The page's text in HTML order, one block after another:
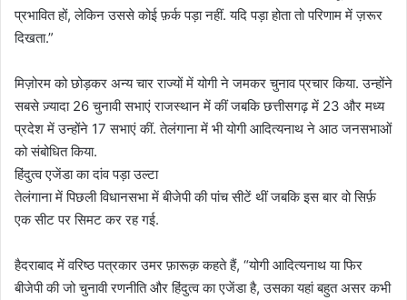
प्रभावित हों, लेकिन उससे कोई फ़र्क पड़ा नहीं. यदि पड़ा होता तो परिणाम में ज़रूर
दिखता.”
मिज़ोरम को छोड़कर अन्य चार राज्यों में योगी ने जमकर चुनाव प्रचार किया. उन्होंने
सबसे ज़्यादा 26 चुनावी सभाएं राजस्थान में कीं जबकि छत्तीसगढ़ में 23 और मध्य
प्रदेश में उन्होंने 17 सभाएं कीं. तेलंगाना में भी योगी आदित्यनाथ ने आठ जनसभाओं
को संबोधित किया.
हिंदुत्व एजेंडा का दांव पड़ा उल्टा
तेलंगाना में पिछली विधानसभा में बीजेपी की पांच सीटें थीं जबकि इस बार वो सिर्फ़
एक सीट पर सिमट कर रह गई.
हैदराबाद में वरिष्ठ पत्रकार उमर फ़ारूक़ कहते हैं, “योगी आदित्यनाथ या फिर
बीजेपी की जो चुनावी रणनीति और हिंदुत्व का एजेंडा है, उसका यहां बहुत असर कभी